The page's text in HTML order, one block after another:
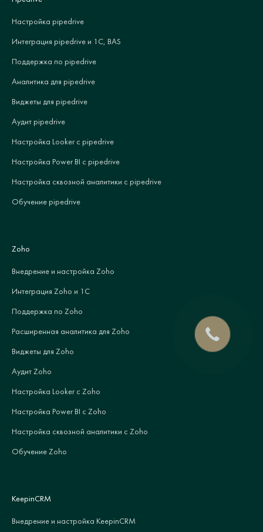
Настройка pipedrive
Интеграция pipedrive и 1С, BAS
Поддержка по pipedrive
Аналитика для pipedrive
Виджеты для pipedrive
Аудит pipedrive
Настройка Looker с pipedrive
Настройка Power BI с pipedrive
Настройка сквозной аналитики с pipedrive
Обучение pipedrive
Zoho
Внедрение и настройка Zoho
Интеграция Zoho и 1С
Поддержка по Zoho
Расширенная аналитика для Zoho
Виджеты для Zoho
Аудит Zoho
Настройка Looker с Zoho
Настройка Power BI с Zoho
Настройка сквозной аналитики с Zoho
Обучение Zoho
KeepinCRM
Внедрение и настройка KeepinCRM